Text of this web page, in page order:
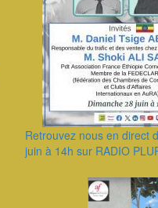
Retrouvez nous en direct
juin à 14h sur RADIO